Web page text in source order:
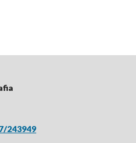
243949